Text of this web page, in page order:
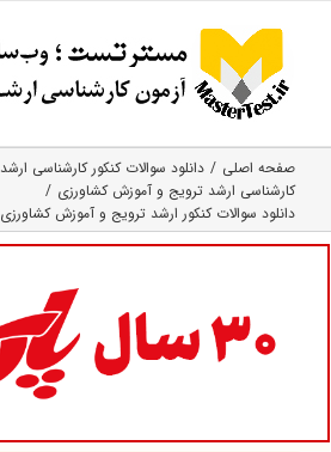
content
صفحه اصلی
دانلود سوالات کنکور کارشناسی ارشد
کارشناسی ارشد ترویج و آموزش کشاورزی
دانلود سوالات کنکور ارشد ترویج و آموزش کشاورزی ۱۴۰۱